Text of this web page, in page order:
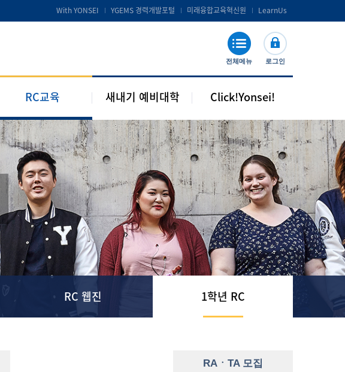
LearnUs
미래융합교육혁신원
YGEMS 경력개발포털
With YONSEI
로그인
전체메뉴
RC교육 새내기 예비대학 Click!Yonsei!
RC 교육과정
1학년 RC
공지 및 자료실
연세포탈서비스 및 LearnUs
S-Campus 서비스
학습지원
기타안내
RC 웹진 1학년 RC
RAㆍTA 모집